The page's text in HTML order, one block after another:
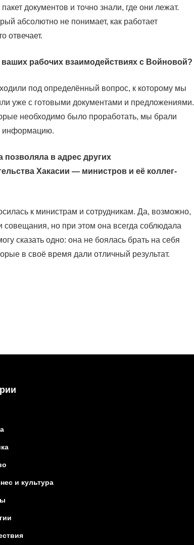
документов и точно знали, где они лежат.
абсолютно не понимает, как работает
отвечает.
рабочих взаимодействиях с Войновой?
под определённый вопрос, к которому мы
уже с готовыми документами и предложениями.
необходимо было проработать, мы брали
информацию.
в адрес других
Хакасии — министров и её коллег-
к министрам и сотрудникам. Да, возможно,
но при этом она всегда соблюдала
сказать одно: она не боялась брать на себя
в своё время дали отличный результат.
и культура